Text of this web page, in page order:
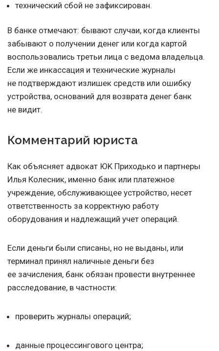
технический сбой не зафиксирован.
В банке отмечают: бывают случаи, когда клиенты
забывают о получении денег или когда картой
воспользовались третьи лица с ведома владельца.
Если же инкассация и технические журналы
не подтверждают излишек средств или ошибку
устройства, оснований для возврата денег банк
не видит.
Комментарий юриста
Как объясняет адвокат ЮK Приходько и партнеры
Илья Колесник, именно банк или платежное
учреждение, обслуживающее устройство, несет
ответственность за корректную работу
оборудования и надлежащий учет операций.
Если деньги были списаны, но не выданы, или
терминал принял наличные деньги без
ее зачисления, банк обязан провести внутреннее
расследование, в частности:
проверить журналы операций;
данные процессингового центра;